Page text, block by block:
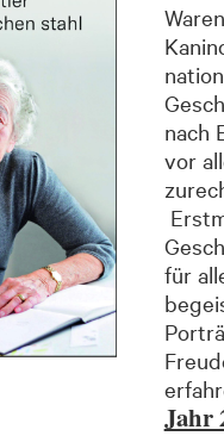
nach
vor
für
Jahr